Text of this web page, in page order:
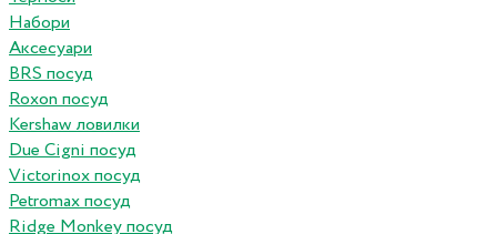
Набори
Аксесуари
BRS посуд
Roxon посуд
Kershaw ловилки
Due Cigni посуд
Victorinox посуд
Petromax посуд
Ridge Monkey посуд